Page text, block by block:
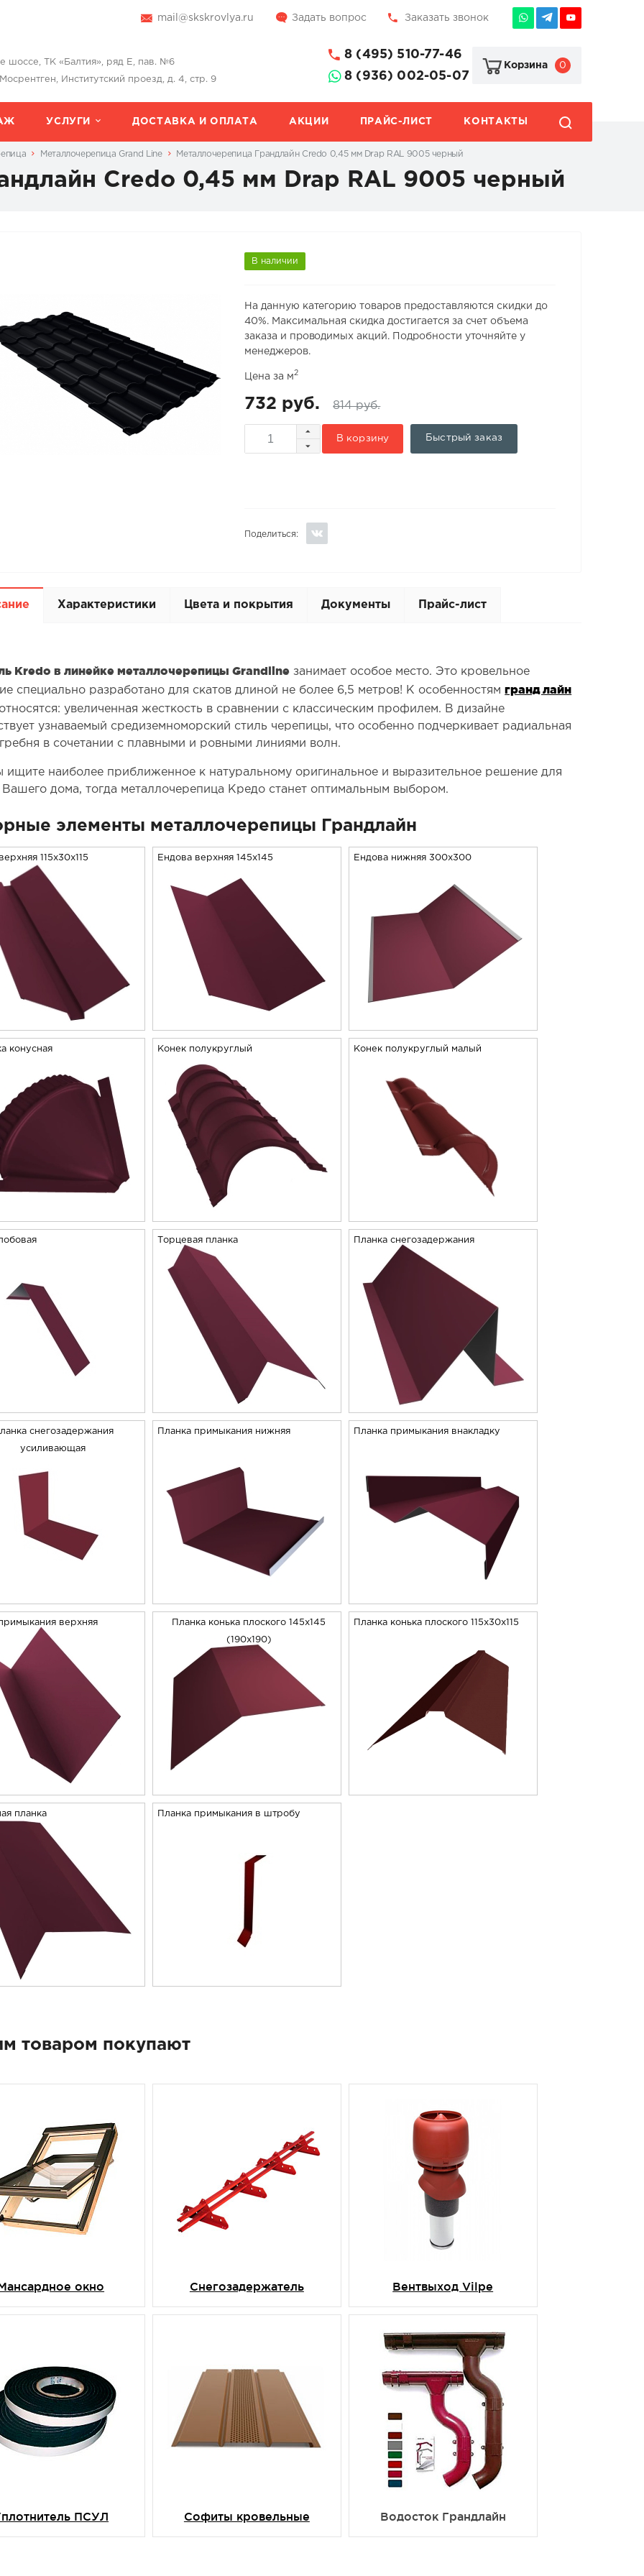
mail@skskrovlya.ru Задать вопрос Заказать звонок
шоссе, ТК «Балтия», ряд Е, пав. №6
Институтский проезд, д. 4, стр. 9
8 (495) 510-77-46
8 (936) 002-05-07
Корзина 0
УСЛУГИ ДОСТАВКА И ОПЛАТА АКЦИИ ПРАЙС-ЛИСТ КОНТАКТЫ
Металлочерепица Grand Line Металлочерепица Грандлайн Credo 0,45 мм Drap RAL 9005 черный
Credo 0,45 мм Drap RAL 9005 черный
В наличии
На данную категорию товаров предоставляются скидки до
40%. Максимальная скидка достигается за счет объема
заказа и проводимых акций. Подробности уточняйте у
менеджеров.
Цена за м2
732 руб. 814 руб.
В корзину Быстрый заказ
Поделиться:
Характеристики Цвета и покрытия Документы Прайс-лист
Kredo в линейке металлочерепицы Grandline занимает особое место. Это кровельное
специально разработано для скатов длиной не более 6,5 метров! К особенностямгранд лайн
увеличенная жесткость в сравнении с классическим профилем. В дизайне
узнаваемый средиземноморский стиль черепицы, что особенно подчеркивает радиальная
в сочетании с плавными и ровными линиями волн.
ищите наиболее приближенное к натуральному оригинальное и выразительное решение для
дома, тогда металлочерепица Кредо станет оптимальным выбором.
элементы металлочерепицы Грандлайн
115x30x115 Ендова верхняя 145х145 Ендова нижняя 300х300
конусная Конек полукруглый Конек полукруглый малый
Торцевая планка Планка снегозадержания
снегозадержания
усиливающая
Планка примыкания нижняя Планка примыкания внакладку
верхняя Планка конька плоского 145х145
(190х190)
Планка конька плоского 115х30х115
планка Планка примыкания в штробу
товаром покупают
окно Снегозадержатель Вентвыход Vilpe
ПСУЛ Софиты кровельные Водосток Грандлайн